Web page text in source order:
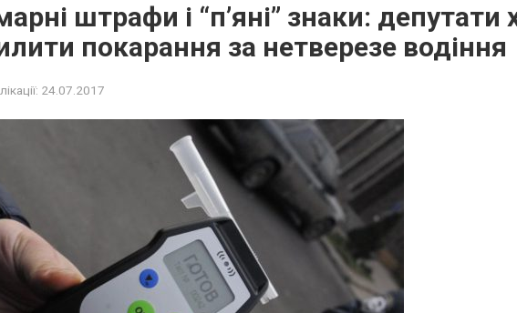
штрафи і “п’яні” знаки: депутати
покарання за нетверезе водіння
24.07.2017